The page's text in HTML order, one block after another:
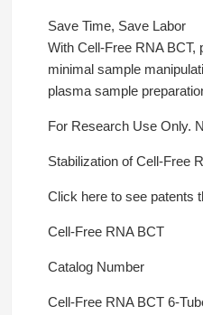
Save Time, Save Labor
With Cell-Free RNA
minimal sample
plasma sample
For Research Use Only.
Stabilization of Cell-Free
Click here to see patents
Cell-Free RNA BCT
Catalog Number
Cell-Free RNA BCT 6-